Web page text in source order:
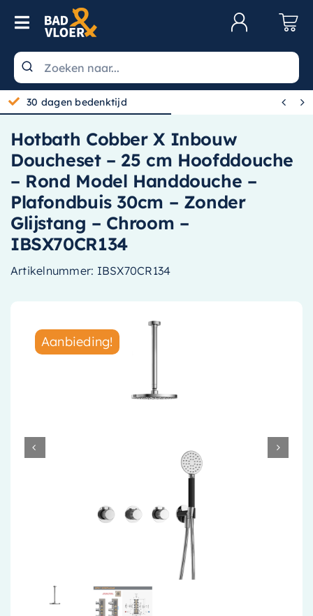
Skip to content
Toggle Navigation
Wastafels
Toiletten
Spiegels
Kranen
Douche
Badkamermeubels
Installatiemateriaal
30 dagen bedenktijd  
Hotbath Cobber X Inbouw
Doucheset – 25 cm Hoofddouche
– Rond Model Handdouche –
Plafondbuis 30cm – Zonder
Glijstang – Chroom –
IBSX70CR134
Artikelnummer: IBSX70CR134
Aanbieding!